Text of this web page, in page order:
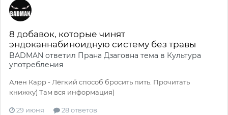
8 добавок, которые чинят
эндоканнабиноидную систему без травы
BADMAN ответил Прана Дзаговна тема в Культура
употребления
Ален Карр - Лёгкий способ бросить пить. Прочитать
книжку) Там вся информация)
29 июня 28 ответов